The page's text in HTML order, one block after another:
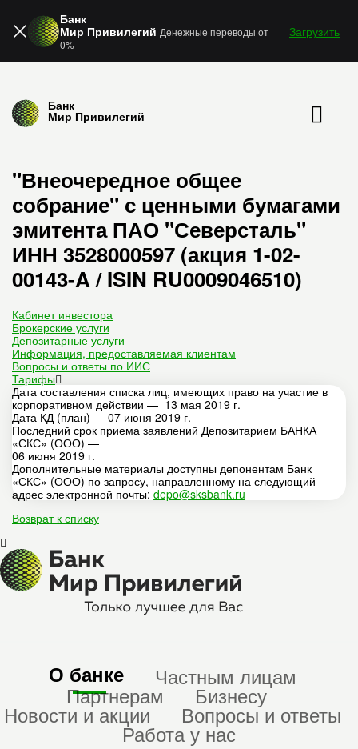
Банк
Мир Привилегий Денежные переводы от
0%
Загрузить
Банк
Мир Привилегий
"Внеочередное общее
собрание" с ценными бумагами
эмитента ПАО "Северсталь"
ИНН 3528000597 (акция 1-02-
00143-A / ISIN RU0009046510)
Кабинет инвестора
Брокерские услуги
Депозитарные услуги
Информация, предоставляемая клиентам
Вопросы и ответы по ИИС
Тарифы
Дата составления списка лиц, имеющих право на участие в
корпоративном действии — 13 мая 2019 г.
Дата КД (план) — 07 июня 2019 г.
Последний срок приема заявлений Депозитарием БАНКА
«СКС» (ООО) —
06 июня 2019 г.
Дополнительные материалы доступны депонентам Банк
«СКС» (ООО) по запросу, направленному на следующий
адрес электронной почты: depo@sksbank.ru
Возврат к списку
О банке Частным лицам
Партнерам Бизнесу
Новости и акции Вопросы и ответы
Работа у нас